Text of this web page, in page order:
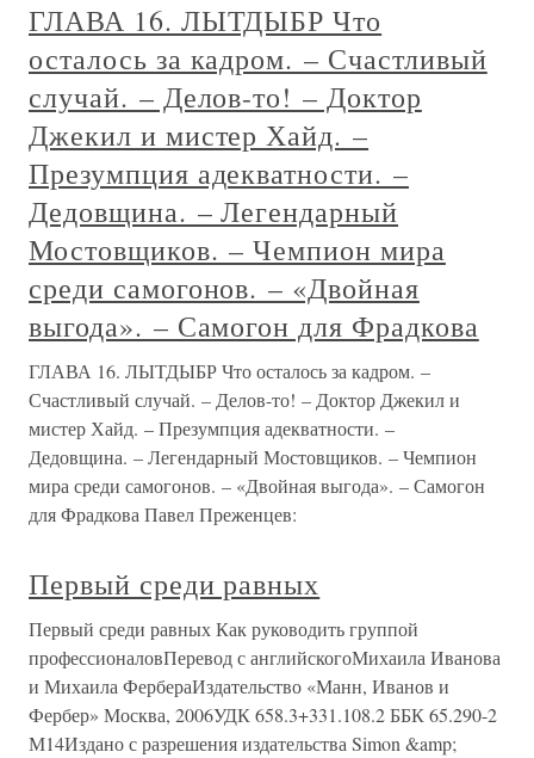
ГЛАВА 16. ЛЫТДЫБР Что
осталось за кадром. – Счастливый
случай. – Делов-то! – Доктор
Джекил и мистер Хайд. –
Презумпция адекватности. –
Дедовщина. – Легендарный
Мостовщиков. – Чемпион мира
среди самогонов. – «Двойная
выгода». – Самогон для Фрадкова
ГЛАВА 16. ЛЫТДЫБР Что осталось за кадром. –
Счастливый случай. – Делов-то! – Доктор Джекил и
мистер Хайд. – Презумпция адекватности. –
Дедовщина. – Легендарный Мостовщиков. – Чемпион
мира среди самогонов. – «Двойная выгода». – Самогон
для Фрадкова Павел Преженцев:
Первый среди равных
Первый среди равных Как руководить группой
профессионаловПеревод с английскогоМихаила Иванова
и Михаила ФербераИздательство «Манн, Иванов и
Фербер» Москва, 2006УДК 658.3+331.108.2 ББК 65.290-2
М14Издано с разрешения издательства Simon &amp;